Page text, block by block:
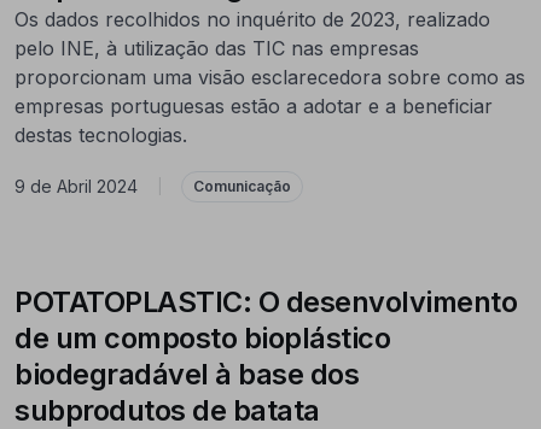
Os dados recolhidos no inquérito de 2023, realizado
pelo INE, à utilização das TIC nas empresas
proporcionam uma visão esclarecedora sobre como as
empresas portuguesas estão a adotar e a beneficiar
destas tecnologias.
9 de Abril 2024 Comunicação
POTATOPLASTIC: O desenvolvimento
de um composto bioplástico
biodegradável à base dos
subprodutos de batata